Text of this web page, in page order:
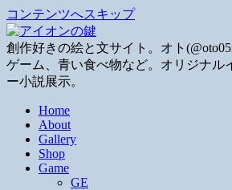
コンテンツへスキップ
創作好きの絵と文サイト。オト
ゲーム、青い食べ物など。オリジナル
ー小説展示。
Home
About
Gallery
Shop
Game
GE